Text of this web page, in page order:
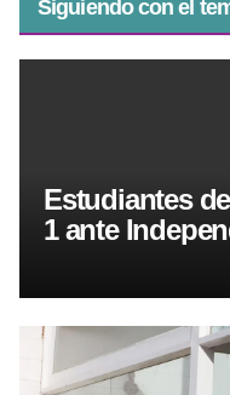
Siguiendo con el
Estudiantes
1 ante